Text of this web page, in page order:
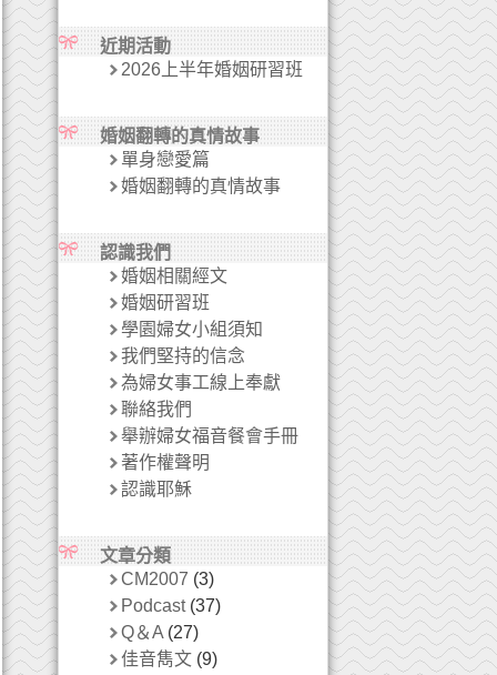
近期活動
2026上半年婚姻研習班
婚姻翻轉的真情故事
單身戀愛篇
婚姻翻轉的真情故事
認識我們
婚姻相關經文
婚姻研習班
學園婦女小組須知
我們堅持的信念
為婦女事工線上奉獻
聯絡我們
舉辦婦女福音餐會手冊
著作權聲明
認識耶穌
文章分類
CM2007 (3)
Podcast(37)
Q＆A(27)
佳音雋文(9)